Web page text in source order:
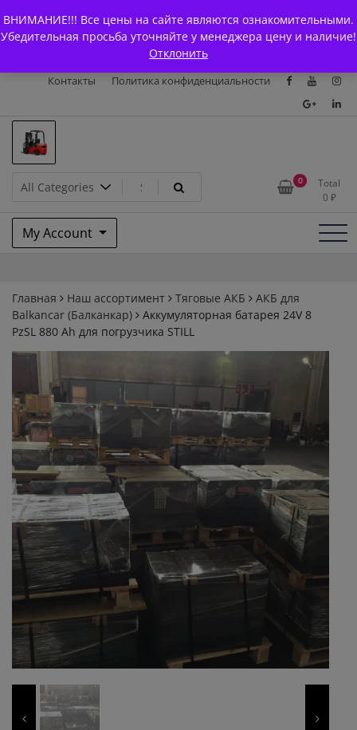
ВНИМАНИЕ!!! Все цены на сайте являются ознакомительными.
Убедительная просьба уточняйте у менеджера цену и наличие!
Отклонить
to
content
Главная
Магазин О Компании
Каталоги
Доставка и оплата
Контакты
Политика конфиденциальности
Запчасти для вилочых
погрузчиков и
электротележек Balkancar
0
Total
0 ₽
My Account
Главная Наш ассортимент Тяговые АКБ
АКБ для
Balkanсar (Балканкар)
Аккумуляторная батарея 24V 8
PzSL 880 Ah для погрузчика STILL